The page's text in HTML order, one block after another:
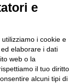
e
i cookie e
elaborare i dati
web o la
il tuo diritto
alcuni tipi di